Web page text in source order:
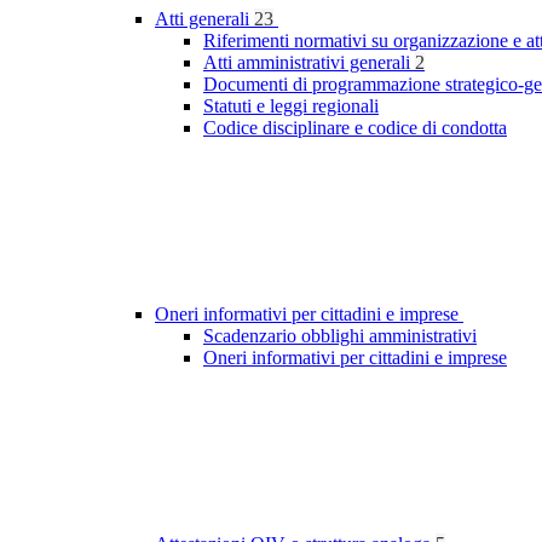
Atti generali 23
Riferimenti normativi su organizzazione e
Atti amministrativi generali 2
Documenti di programmazione strategico-
Statuti e leggi regionali
Codice disciplinare e codice di condotta
Oneri informativi per cittadini e imprese
Scadenzario obblighi amministrativi
Oneri informativi per cittadini e imprese